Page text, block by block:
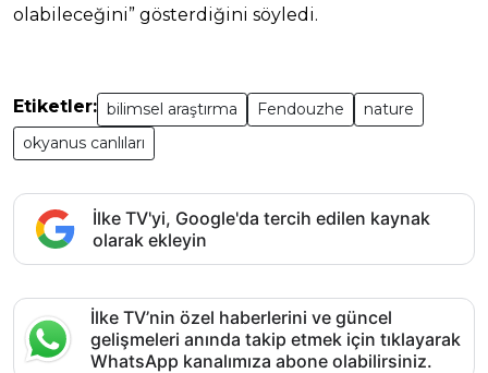
olabileceğini” gösterdiğini söyledi.
Etiketler: bilimsel araştırma Fendouzhe
nature
okyanus canlıları
İlke TV'yi, Google'da tercih edilen kaynak
olarak ekleyin
İlke TV’nin özel haberlerini ve güncel
gelişmeleri anında takip etmek için tıklayarak
WhatsApp kanalımıza abone olabilirsiniz.